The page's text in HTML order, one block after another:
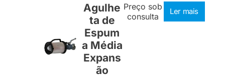
Agulhe
ta de
Espum
a Média
Expans
ão
Preço sob
consulta
Ler mais